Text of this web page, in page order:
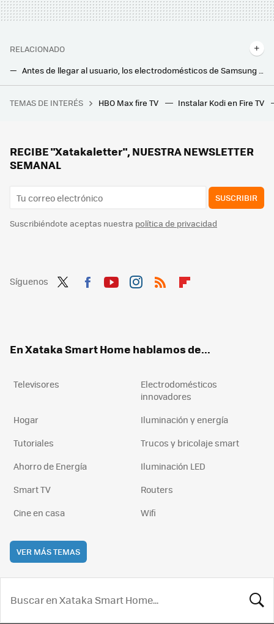
RELACIONADO
Antes de llegar al usuario, los electrodomésticos de Samsung pasan por durísimas pruebas que garantizan que durará años
El Joker de San Fermín solo es un síntoma de algo peor: los encierros de Pamplona no pueden luchar contra TikTok
TEMAS DE INTERÉS HBO Max fire TV Instalar Kodi en Fire TV
RECIBE "Xatakaletter", NUESTRA NEWSLETTER
SEMANAL
SUSCRIBIR
Suscribiéndote aceptas nuestra política de privacidad
Síguenos
En Xataka Smart Home hablamos de...
Televisores
Electrodomésticos
innovadores
Hogar
Iluminación y energía
Tutoriales
Trucos y bricolaje smart
Ahorro de Energía
Iluminación LED
Smart TV
Routers
Cine en casa
Wifi
VER MÁS TEMAS